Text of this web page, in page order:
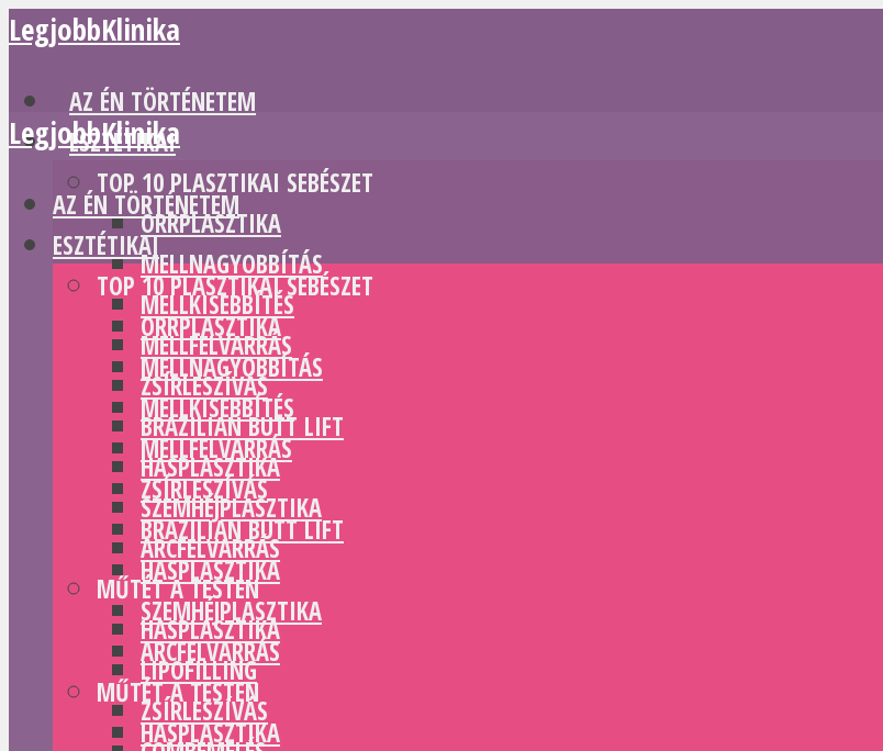
LegjobbKlinika
AZ ÉN TÖRTÉNETEM
ESZTÉTIKAI
TOP 10 PLASZTIKAI SEBÉSZET
ORRPLASZTIKA
MELLNAGYOBBÍTÁS
MELLKISEBBÍTÉS
MELLFELVARRÁS
ZSÍRLESZÍVÁS
BRAZILIAN BUTT LIFT
HASPLASZTIKA
SZEMHÉJPLASZTIKA
ARCFELVARRÁS
MŰTÉT A TESTEN
HASPLASZTIKA
LIPOFILLING
ZSÍRLESZÍVÁS
LegjobbKlinika
AZ ÉN TÖRTÉNETEM
ESZTÉTIKAI
TOP 10 PLASZTIKAI SEBÉSZET
ORRPLASZTIKA
MELLNAGYOBBÍTÁS
MELLKISEBBÍTÉS
MELLFELVARRÁS
ZSÍRLESZÍVÁS
BRAZILIAN BUTT LIFT
HASPLASZTIKA
SZEMHÉJPLASZTIKA
ARCFELVARRÁS
MŰTÉT A TESTEN
HASPLASZTIKA